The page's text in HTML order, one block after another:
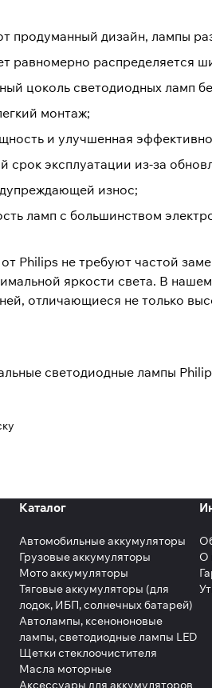
продуманный дизайн, лампы
равномерно распределяется
цоколь светодиодных ламп
монтаж;
и улучшенная
срок эксплуатации из-за
износ;
ламп с большинством
Philips не требуют частой
яркости света. В
отличающиеся не только
светодиодные лампы
Каталог
Автомобильные аккумуляторы
Грузовые аккумуляторы
Мото аккумуляторы
Тяговые аккумуляторы (для
лодок, ИБП, солнечных батарей)
Автолампы, ксенононовые
лампы, светодиодные лампы LED
Щетки стеклоочистителя
Масла моторные
Аксессуары для аккумуляторов
О